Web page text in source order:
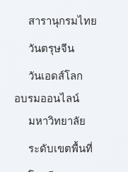
สารานุกรมไทย
วันตรุษจีน
วันเอดส์โลก
อบรมออนไลน์
มหาวิทยาลัย
ระดับเขตพื้นที่